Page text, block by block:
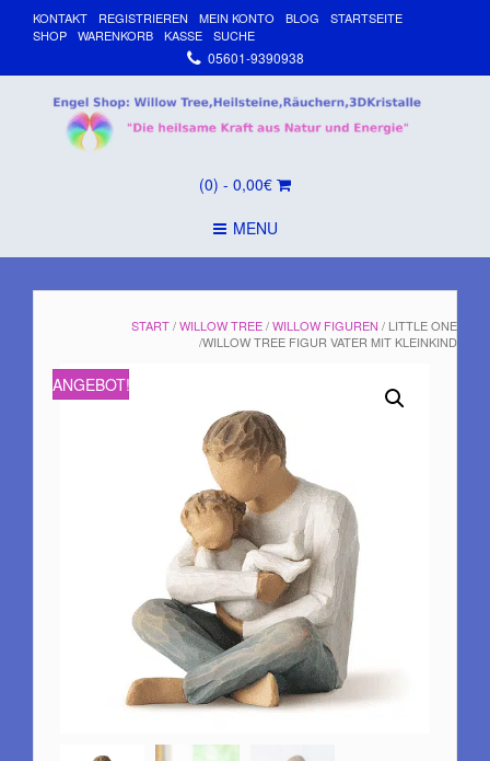
KONTAKT REGISTRIEREN MEIN KONTO BLOG
STARTSEITE
SHOP
WARENKORB KASSE SUCHE
05601-9390938
(0) - 0,00€
MENU
START/WILLOW TREE/WILLOW FIGUREN / LITTLE ONE
/WILLOW TREE FIGUR VATER MIT KLEINKIND
ANGEBOT!